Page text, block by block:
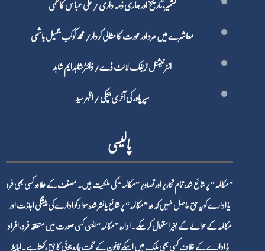
کشمیر، تاریخ اور ہماری ذمہ داری / علی عباس کاظمی
معاشرے میں مرد اور عورت کا مثالی کردار/ محمد کوکب جمیل ہاشمی
انٹرنیشنل ٹریفک لائٹ ڈے/ ڈاکٹر شاہد ایم شاہد
سپر پاور کی آخری ہچکی / اظہر سید
پالیسی
”مکالمہ“ پر شائع شدہ تمام تحاریر اور تصاویر ”مکالمہ“ کی ملکیت ہیں۔ مصنف کے علاوہ کسی بھی فرد
یا ادارے کو یہ حق حاصل نہیں کہ وہ ”مکالمہ“ پر شائع یا نشر شدہ مواد کو ادارے کی پیشگی اجازت اور
مکالمہ کے حوالے کے بغیر استعمال کر سکے۔ ادارہ ”مکالمہ“ ایسی کسی صورت میں متعلقہ فرد، افراد
یا ادارے کے خلاف کسی بھی ملک میں اسکے قانون کے تحت چارہ جوئی کا حق رکھتا ہے۔ ایڈیٹر